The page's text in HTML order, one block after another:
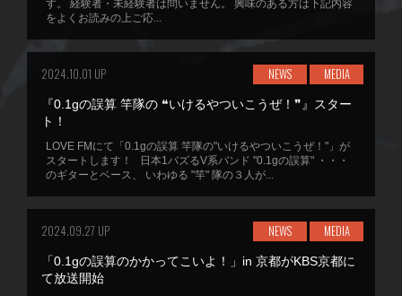
す。 経験者・未経験者は問いません。 興味のある方は下記内容
をよくお読みの上ご応...
2024.10.01 UP NEWS MEDIA
『0.1gの誤算 竿隊の ❝いけるやついこうぜ！❞』スター
ト！
LOVE FMにて「0.1gの誤算 竿隊の"いけるやついこうぜ！"」が
スタートします！ 日本1バズるV系バンド "0.1gの誤算" ・・・
のギターとベース、 いわゆる "竿" 隊の３人が...
2024.09.27 UP NEWS MEDIA
「0.1gの誤算のかかってこいよ！」in 京都がKBS京都に
て放送開始